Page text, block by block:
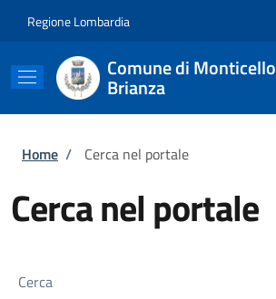
Regione Lombardia
Comune di Monticello
Brianza
Briciole di pane
Home / Cerca nel portale
Cerca nel portale
Cerca